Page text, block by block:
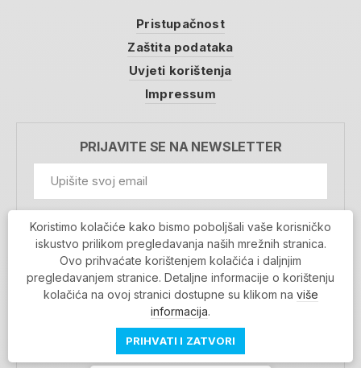
Pristupačnost
Zaštita podataka
Uvjeti korištenja
Impressum
PRIJAVITE SE NA NEWSLETTER
Prihvaćam da se moji podaci spremaju u bazu
podataka i koriste u svrhu slanja MojaRijeka
newslettera
MOJARIJEKA NEWSLETTER
PRIJAVI SE
Koristimo kolačiće kako bismo poboljšali vaše korisničko
iskustvo prilikom pregledavanja naših mrežnih stranica.
Ovo prihvaćate korištenjem kolačića i daljnjim
pregledavanjem stranice. Detaljne informacije o korištenju
kolačića na ovoj stranici dostupne su klikom na više
informacija.
PRIHVATI I ZATVORI